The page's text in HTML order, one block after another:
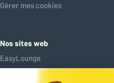
Gérer mes cookies
Nos sites web
EasyLounge